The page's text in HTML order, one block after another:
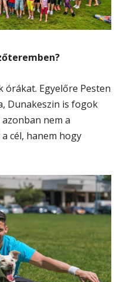
Egyelőre Pesten
Dunakeszin is fogok
nem a
cél, hanem hogy